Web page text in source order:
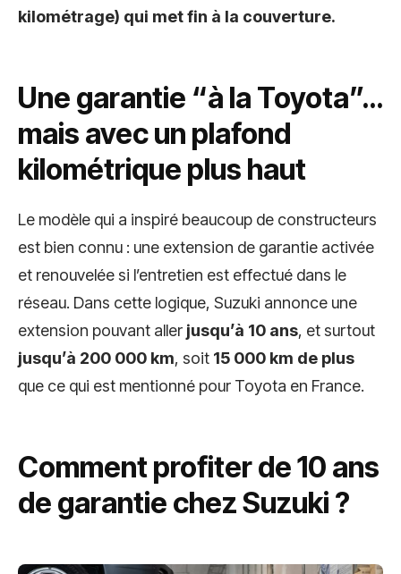
kilométrage) qui met fin à la couverture.
Une garantie “à la Toyota”…
mais avec un plafond
kilométrique plus haut
Le modèle qui a inspiré beaucoup de constructeurs
est bien connu : une extension de garantie activée
et renouvelée si l’entretien est effectué dans le
réseau. Dans cette logique, Suzuki annonce une
extension pouvant aller jusqu’à 10 ans, et surtout
jusqu’à 200 000 km, soit 15 000 km de plus
que ce qui est mentionné pour Toyota en France.
Comment profiter de 10 ans
de garantie chez Suzuki ?